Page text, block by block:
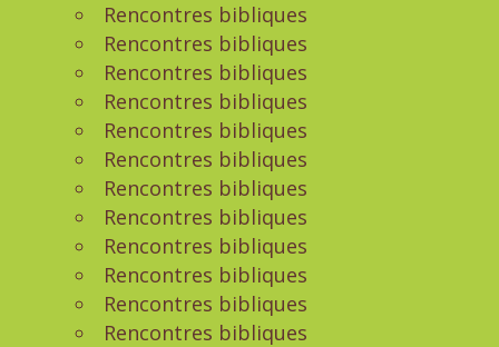
Rencontres bibliques
Rencontres bibliques
Rencontres bibliques
Rencontres bibliques
Rencontres bibliques
Rencontres bibliques
Rencontres bibliques
Rencontres bibliques
Rencontres bibliques
Rencontres bibliques
Rencontres bibliques
Rencontres bibliques